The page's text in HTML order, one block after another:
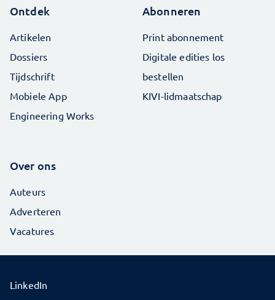
Ontdek
Artikelen
Dossiers
Tijdschrift
Mobiele App
Engineering Works
Abonneren
Print abonnement
Digitale edities los
bestellen
KIVI-lidmaatschap
Over ons
Auteurs
Adverteren
Vacatures
LinkedIn